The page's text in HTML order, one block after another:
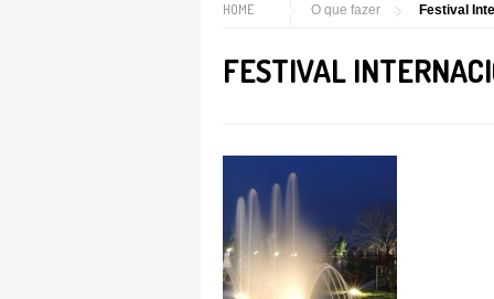
HOME O que fazer Festival
FESTIVAL